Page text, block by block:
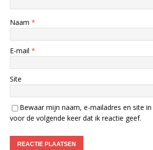
Naam *
E-mail *
Site
Bewaar mijn naam, e-mailadres en site
voor de volgende keer dat ik reactie geef.